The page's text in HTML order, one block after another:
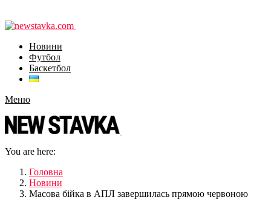
Новини
Футбол
Баскетбол
Меню
You are here:
Головна
Новини
Масова бійка в АПЛ завершилась прямою червоною